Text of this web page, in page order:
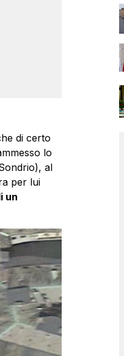
di certo
lo
), al
per lui
un